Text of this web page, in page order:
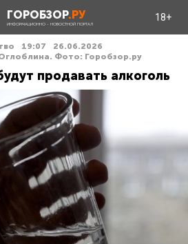
ГОРОБЗОР.РУ
ИНФОРМАЦИОННО - НОВОСТНОЙ ПОРТАЛ
18+
19:07
26.06.2026
Фото: Горобзор.ру
продавать алкоголь